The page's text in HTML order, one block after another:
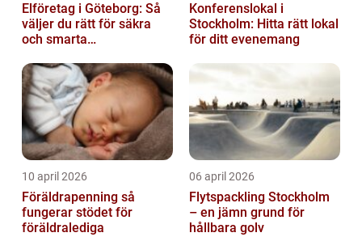
Elföretag i Göteborg: Så
väljer du rätt för säkra
och smarta
Konferenslokal i
Stockholm: Hitta rätt lokal
för ditt evenemang
10 april 2026
Föräldrapenning så
fungerar stödet för
föräldralediga
06 april 2026
Flytspackling Stockholm
– en jämn grund för
hållbara golv